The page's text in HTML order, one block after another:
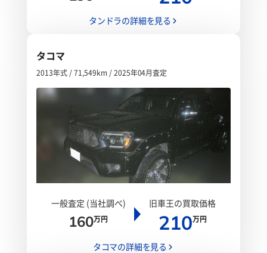
タンドラの詳細を見る
タコマ
2013年式 / 71,549km / 2025年04月査定
一般査定 (当社調べ)
160万円
旧車王の買取価格
210万円
タコマの詳細を見る